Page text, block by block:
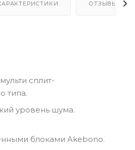
ОТЗЫВЫ
сплит-
типа.
уровень шума.
блоками Akebono.